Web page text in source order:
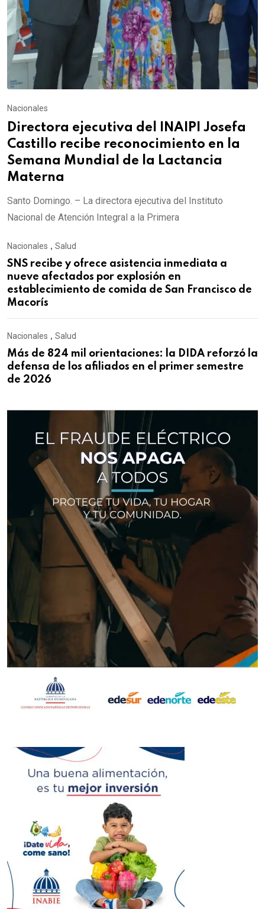
Nacionales
Directora ejecutiva del INAIPI Josefa
Castillo recibe reconocimiento en la
Semana Mundial de la Lactancia
Materna
Santo Domingo. – La directora ejecutiva del Instituto
Nacional de Atención Integral a la Primera
Nacionales , Salud
SNS recibe y ofrece asistencia inmediata a
nueve afectados por explosión en
establecimiento de comida de San Francisco de
Macorís
Nacionales , Salud
Más de 824 mil orientaciones: la DIDA reforzó la
defensa de los afiliados en el primer semestre
de 2026